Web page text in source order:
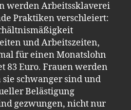
werden Arbeitssklaverei
Praktiken verschleiert:
und Arbeitszeiten,
für einen Monatslohn
83 Euro. Frauen werden
schwanger sind und
Belästigung
gezwungen, nicht nur